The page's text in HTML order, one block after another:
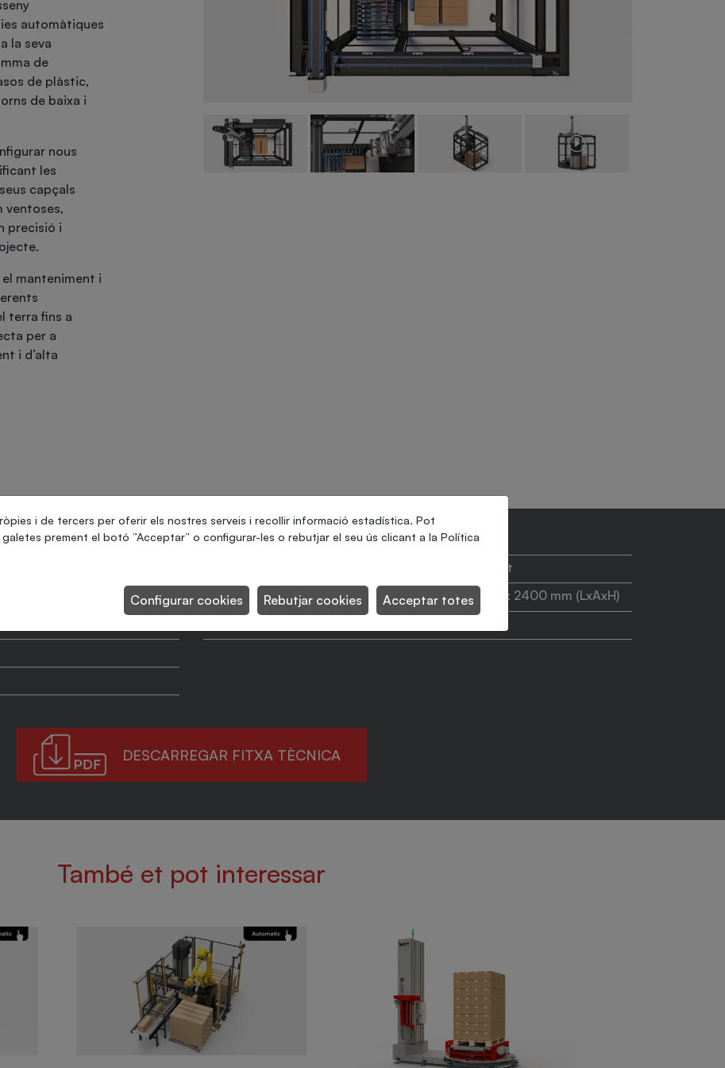
automàtiques
la seva
de
de plàstic,
de baixa i
nous
les
capçals
ventoses,
precisió i
manteniment i
terra fins a
per a
i d’alta
8 cicles/minut
Mides màximes de palet
1200 x 1200 x 2400 mm (LxAxH)
DESCARREGAR FITXA TÈCNICA
També et pot interessar
i de tercers per oferir els nostres serveis i recollir informació estadística. Pot
prement el botó ”Acceptar” o configurar-les o rebutjar el seu ús clicant a la Política
Acceptar totes
Rebutjar cookies
Configurar cookies